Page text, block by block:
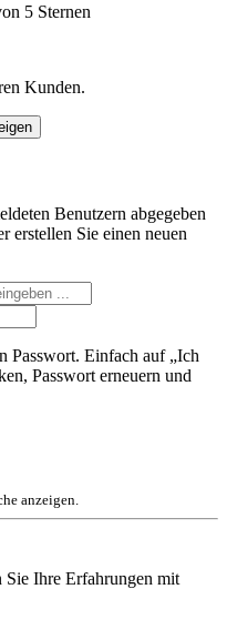
5 Sternen
Kunden.
Benutzern abgegeben
erstellen Sie einen neuen
Passwort. Einfach auf „Ich
Passwort erneuern und
anzeigen.
Ihre Erfahrungen mit